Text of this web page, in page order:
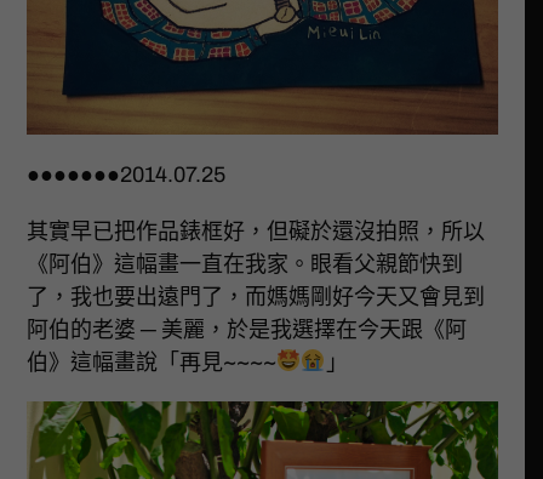
●●●●●●●2014.07.25
其實早已把作品錶框好，但礙於還沒拍照，所以
《阿伯》這幅畫一直在我家。眼看父親節快到
了，我也要出遠門了，而媽媽剛好今天又會見到
阿伯的老婆 ─ 美麗，於是我選擇在今天跟《阿
伯》這幅畫說「再見~~~~
」